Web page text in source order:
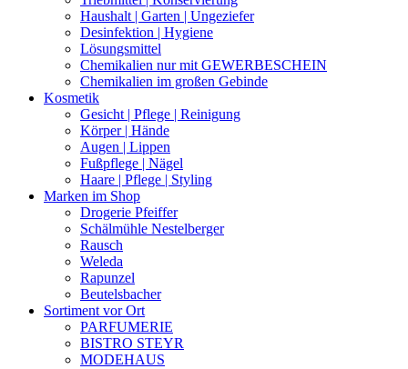
Haushalt | Garten | Ungeziefer
Desinfektion | Hygiene
Lösungsmittel
Chemikalien nur mit GEWERBESCHEIN
Chemikalien im großen Gebinde
Kosmetik
Gesicht | Pflege | Reinigung
Körper | Hände
Augen | Lippen
Fußpflege | Nägel
Haare | Pflege | Styling
Marken im Shop
Drogerie Pfeiffer
Schälmühle Nestelberger
Rausch
Weleda
Rapunzel
Beutelsbacher
Sortiment vor Ort
PARFUMERIE
BISTRO STEYR
MODEHAUS